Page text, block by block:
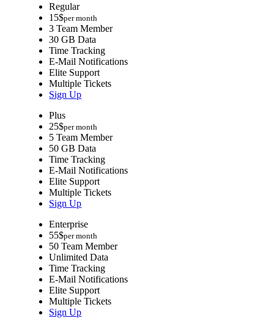
Regular
15$per month
3 Team Member
30 GB Data
Time Tracking
E-Mail Notifications
Elite Support
Multiple Tickets
Sign Up
Plus
25$per month
5 Team Member
50 GB Data
Time Tracking
E-Mail Notifications
Elite Support
Multiple Tickets
Sign Up
Enterprise
55$per month
50 Team Member
Unlimited Data
Time Tracking
E-Mail Notifications
Elite Support
Multiple Tickets
Sign Up